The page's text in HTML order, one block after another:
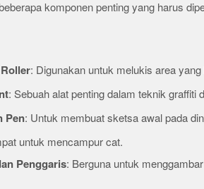
komponen penting yang harus
: Digunakan untuk melukis area
: Sebuah alat penting dalam teknik graffiti
Pen: Untuk membuat sketsa awal pada
untuk mencampur cat.
Penggaris: Berguna untuk